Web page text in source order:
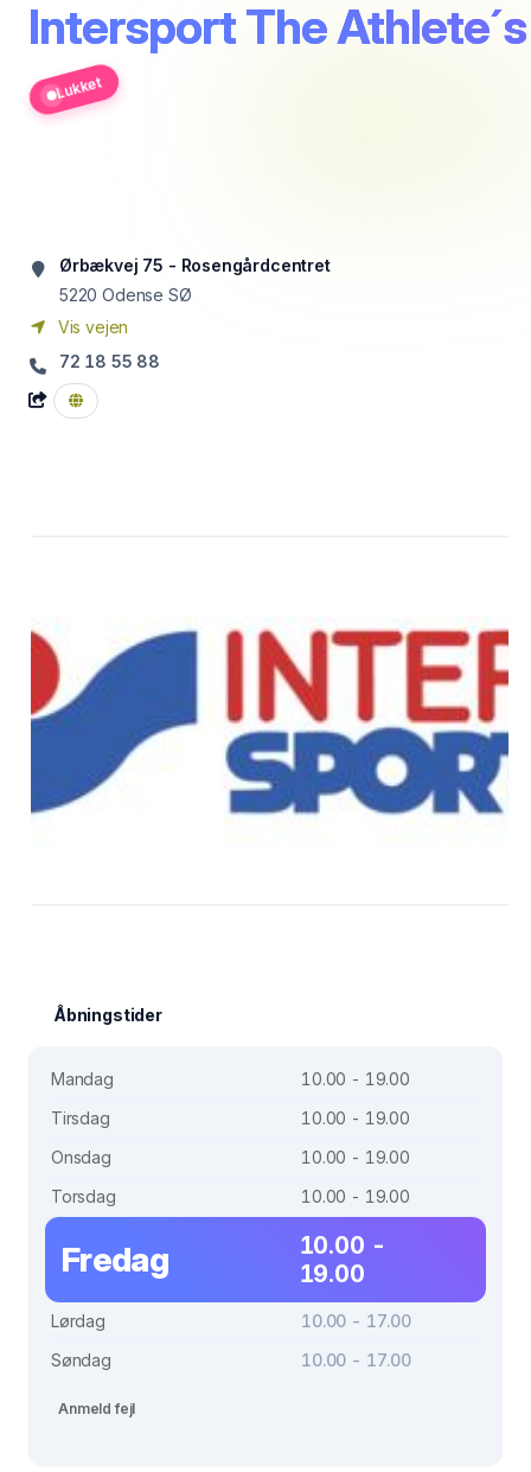
Intersport The
Lukket
Ørbækvej 75 - Rosengårdcentret
5220 Odense SØ
Vis vejen
72 18 55 88
Åbningstider
Mandag
10.00 - 19.00
Tirsdag
10.00 - 19.00
Onsdag
10.00 - 19.00
Torsdag
10.00 - 19.00
Fredag
10.00 -
19.00
Lørdag
10.00 - 17.00
Søndag
10.00 - 17.00
Anmeld fejl